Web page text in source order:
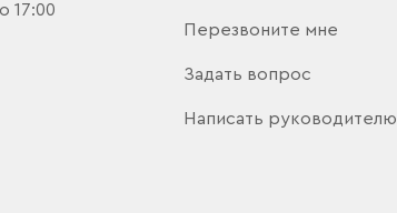
17:00
Перезвоните мне
Задать вопрос
Написать руководителю